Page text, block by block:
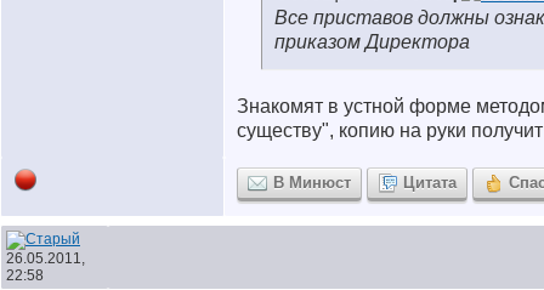
Все приставов должны
приказом Директора
Знакомят в устной форме
существу", копию на руки
В Минюст Цитата
26.05.2011,
22:58